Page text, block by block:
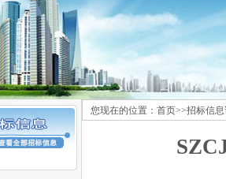
您现在的位置： 首页>>招标信